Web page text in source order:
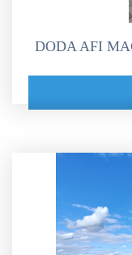
DODA AFI